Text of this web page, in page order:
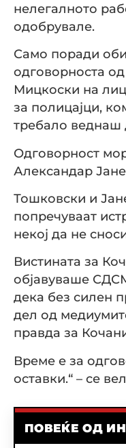
нелегалното
одобрувале.
Само поради
одговорноста
Мицкоски на
за полицајци,
требало веднаш
Одговорност
Александар
Тошковски и
попречуваат
некој да не
Вистината за
објавуваше
дека без силен
дел од
правда за
Време е за
оставки.“ – се
ПОВЕЌЕ ОД